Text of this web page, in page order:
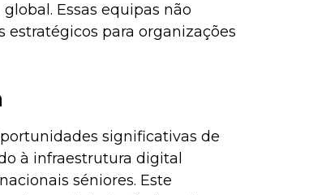
Essas equipas não
para organizações
significativas de
à infraestrutura digital
séniores. Este